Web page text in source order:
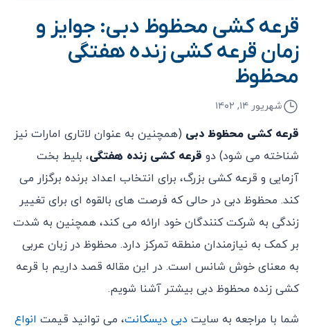
قرعه کشی محظوظ دبی: جوایز و
زمان قرعه کشی زنده هفتگی
محظوظ
شهریور ۱۴, ۱۴۰۲
قرعه کشی محظوظ دبی (همچنین به عنوان لاتاری امارات نیز
شناخته می شود) دو قرعه کشی زنده هفتگی، بلیط بخت
آزمایی و قرعه کشی بزرگ، برای انتخاب اعداد برنده برگزار می
کند. محظوظ دبی در حالی که فرصت های بالقوه ای برای تغییر
زندگی به شرکت کنندگان خود ارائه می کند، همچنین به شدت
بر کمک به نیازمندان منطقه تمرکز دارد. محظوظ در زبان عربی
به معنای خوش شانس است. در این مقاله قصد داریم با قرعه
کشی زنده محظوظ دبی بیشتر آشنا شویم.
شما با مراجعه به سایت دبی دیسکانت، می توانید قیمت انواع